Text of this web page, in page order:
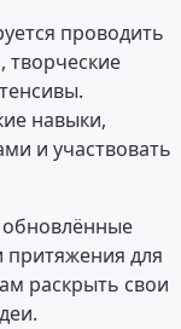
проводить
творческие
навыки,
и участвовать
обновлённые
притяжения для
раскрыть свои